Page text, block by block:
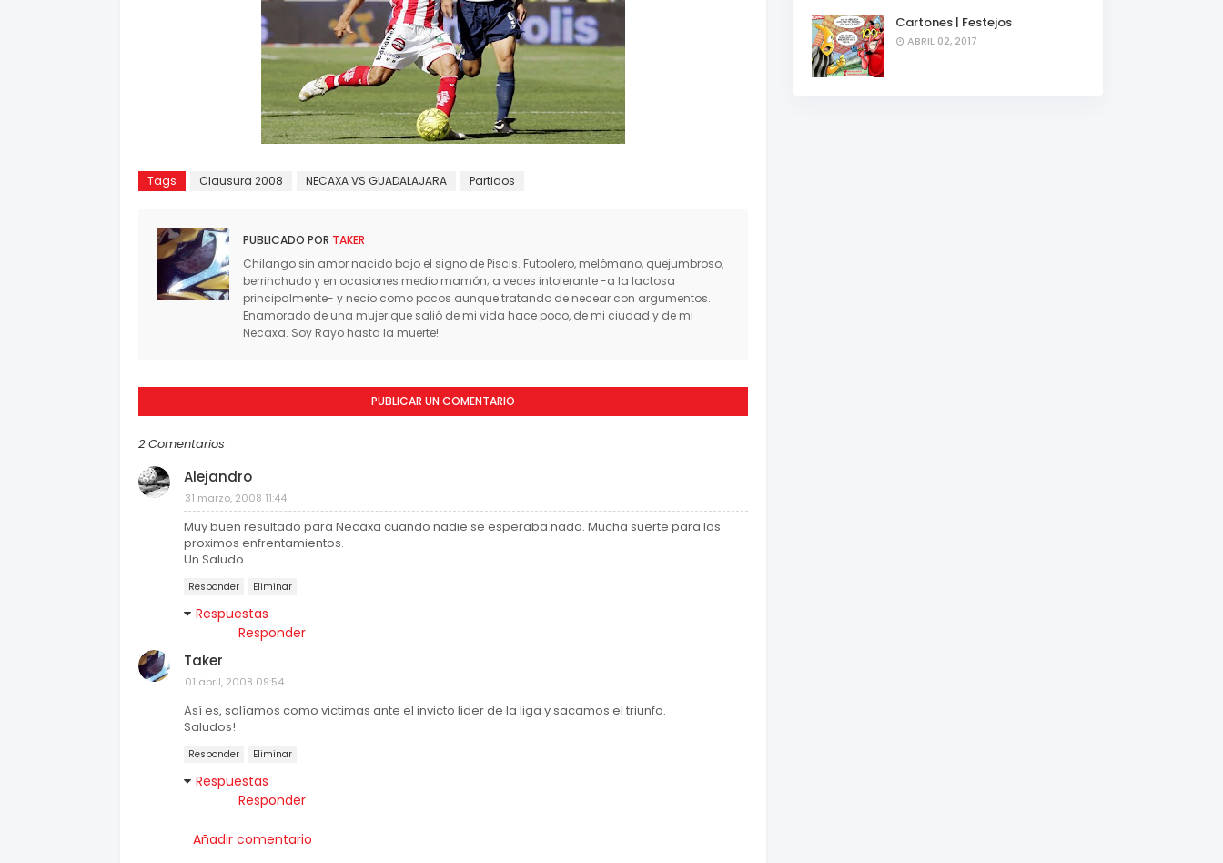
Tags Clausura 2008 NECAXA VS GUADALAJARA Partidos
PUBLICADO POR TAKER
Chilango sin amor nacido bajo el signo de Piscis. Futbolero, melómano, quejumbroso,
berrinchudo y en ocasiones medio mamón; a veces intolerante -a la lactosa
principalmente- y necio como pocos aunque tratando de necear con argumentos.
Enamorado de una mujer que salió de mi vida hace poco, de mi ciudad y de mi
Necaxa. Soy Rayo hasta la muerte!.
PUBLICAR UN COMENTARIO
2 Comentarios
Alejandro
31 marzo, 2008 11:44
Muy buen resultado para Necaxa cuando nadie se esperaba nada. Mucha suerte para los
proximos enfrentamientos.
Un Saludo
Responder Eliminar
Respuestas
Responder
Taker
01 abril, 2008 09:54
Así es, salíamos como victimas ante el invicto lider de la liga y sacamos el triunfo.
Saludos!
Responder Eliminar
Respuestas
Responder
Añadir comentario
Cartones | Festejos
ABRIL 02, 2017